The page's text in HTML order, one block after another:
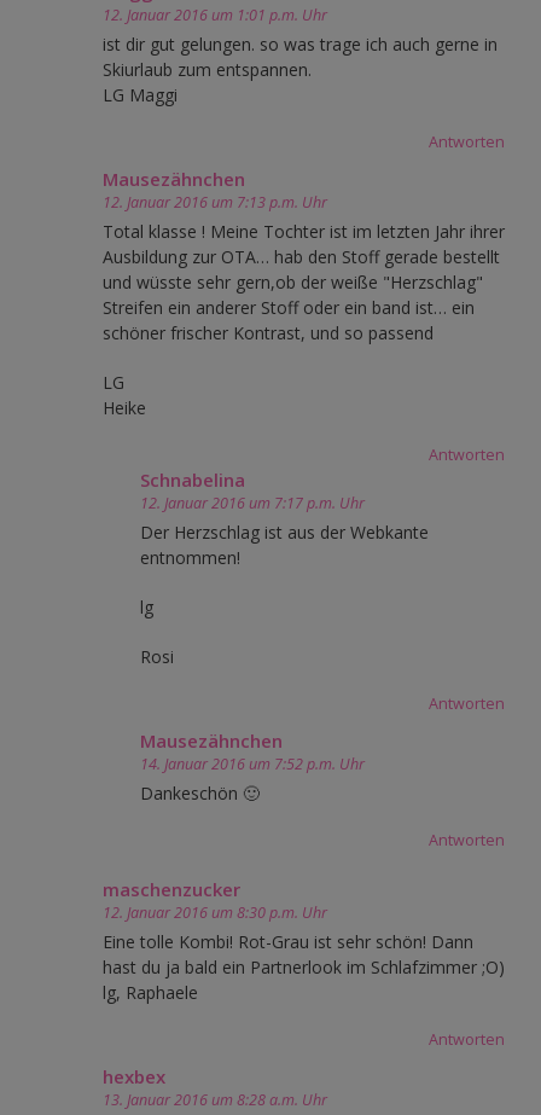
12. Januar 2016 um 1:01 p.m. Uhr
ist dir gut gelungen. so was trage ich auch gerne in
Skiurlaub zum entspannen.
LG Maggi
Antworten
Mausezähnchen
12. Januar 2016 um 7:13 p.m. Uhr
Total klasse ! Meine Tochter ist im letzten Jahr ihrer
Ausbildung zur OTA… hab den Stoff gerade bestellt
und wüsste sehr gern,ob der weiße "Herzschlag"
Streifen ein anderer Stoff oder ein band ist… ein
schöner frischer Kontrast, und so passend
LG
Heike
Antworten
Schnabelina
12. Januar 2016 um 7:17 p.m. Uhr
Der Herzschlag ist aus der Webkante
entnommen!
lg
Rosi
Antworten
Mausezähnchen
14. Januar 2016 um 7:52 p.m. Uhr
Dankeschön 🙂
Antworten
maschenzucker
12. Januar 2016 um 8:30 p.m. Uhr
Eine tolle Kombi! Rot-Grau ist sehr schön! Dann
hast du ja bald ein Partnerlook im Schlafzimmer ;O)
lg, Raphaele
Antworten
hexbex
13. Januar 2016 um 8:28 a.m. Uhr